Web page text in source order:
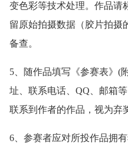
变色彩等技术处理。作品请
留原始拍摄数据（胶片拍摄
备查。
5、随作品填写《参赛表》(
址、联系电话、QQ、邮箱
联系到作者的作品，视为弃
6、参赛者应对所投作品拥